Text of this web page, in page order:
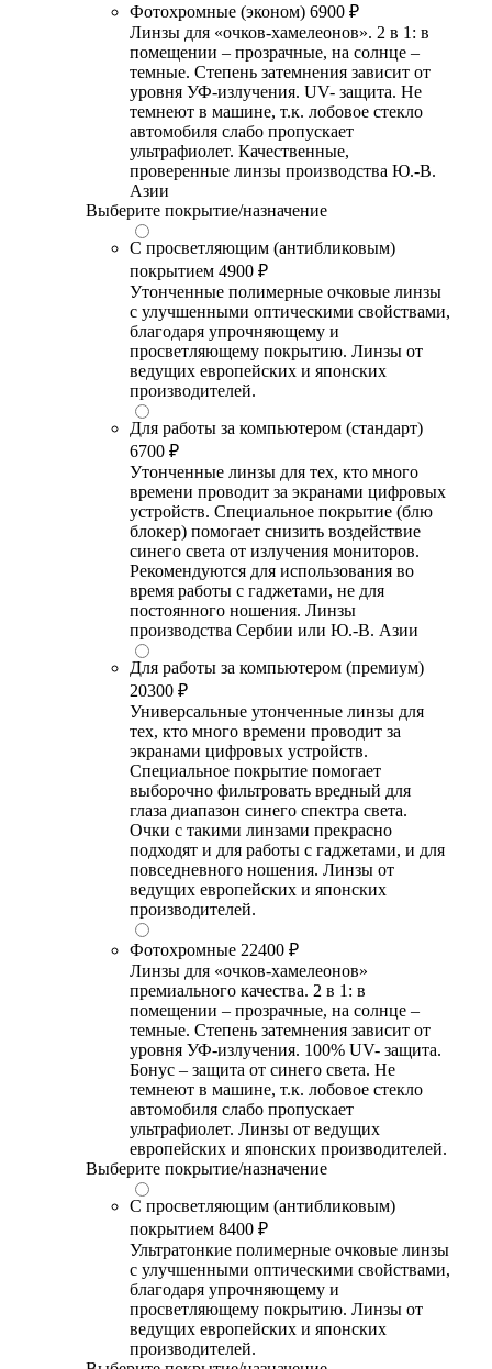
Фотохромные (эконом) 6900 ₽
Линзы для «очков-хамелеонов». 2 в 1: в
помещении – прозрачные, на солнце –
темные. Степень затемнения зависит от
уровня УФ-излучения. UV- защита. Не
темнеют в машине, т.к. лобовое стекло
автомобиля слабо пропускает
ультрафиолет. Качественные,
проверенные линзы производства Ю.-В.
Азии
Выберите покрытие/назначение
С просветляющим (антибликовым)
покрытием 4900 ₽
Утонченные полимерные очковые линзы
с улучшенными оптическими свойствами,
благодаря упрочняющему и
просветляющему покрытию. Линзы от
ведущих европейских и японских
производителей.
Для работы за компьютером (стандарт)
6700 ₽
Утонченные линзы для тех, кто много
времени проводит за экранами цифровых
устройств. Специальное покрытие (блю
блокер) помогает снизить воздействие
синего света от излучения мониторов.
Рекомендуются для использования во
время работы с гаджетами, не для
постоянного ношения. Линзы
производства Сербии или Ю.-В. Азии
Для работы за компьютером (премиум)
20300 ₽
Универсальные утонченные линзы для
тех, кто много времени проводит за
экранами цифровых устройств.
Специальное покрытие помогает
выборочно фильтровать вредный для
глаза диапазон синего спектра света.
Очки с такими линзами прекрасно
подходят и для работы с гаджетами, и для
повседневного ношения. Линзы от
ведущих европейских и японских
производителей.
Фотохромные 22400 ₽
Линзы для «очков-хамелеонов»
премиального качества. 2 в 1: в
помещении – прозрачные, на солнце –
темные. Степень затемнения зависит от
уровня УФ-излучения. 100% UV- защита.
Бонус – защита от синего света. Не
темнеют в машине, т.к. лобовое стекло
автомобиля слабо пропускает
ультрафиолет. Линзы от ведущих
европейских и японских производителей.
Выберите покрытие/назначение
С просветляющим (антибликовым)
покрытием 8400 ₽
Ультратонкие полимерные очковые линзы
с улучшенными оптическими свойствами,
благодаря упрочняющему и
просветляющему покрытию. Линзы от
ведущих европейских и японских
производителей.